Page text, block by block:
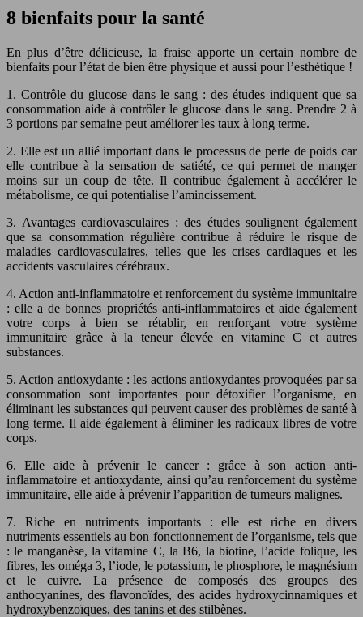
8 bienfaits pour la santé
En plus d’être délicieuse, la fraise apporte un certain nombre de
bienfaits pour l’état de bien être physique et aussi pour l’esthétique !
1. Contrôle du glucose dans le sang : des études indiquent que sa
consommation aide à contrôler le glucose dans le sang. Prendre 2 à
3 portions par semaine peut améliorer les taux à long terme.
2. Elle est un allié important dans le processus de perte de poids car
elle contribue à la sensation de satiété, ce qui permet de manger
moins sur un coup de tête. Il contribue également à accélérer le
métabolisme, ce qui potentialise l’amincissement.
3. Avantages cardiovasculaires : des études soulignent également
que sa consommation régulière contribue à réduire le risque de
maladies cardiovasculaires, telles que les crises cardiaques et les
accidents vasculaires cérébraux.
4. Action anti-inflammatoire et renforcement du système immunitaire
: elle a de bonnes propriétés anti-inflammatoires et aide également
votre corps à bien se rétablir, en renforçant votre système
immunitaire grâce à la teneur élevée en vitamine C et autres
substances.
5. Action antioxydante : les actions antioxydantes provoquées par sa
consommation sont importantes pour détoxifier l’organisme, en
éliminant les substances qui peuvent causer des problèmes de santé à
long terme. Il aide également à éliminer les radicaux libres de votre
corps.
6. Elle aide à prévenir le cancer : grâce à son action anti-
inflammatoire et antioxydante, ainsi qu’au renforcement du système
immunitaire, elle aide à prévenir l’apparition de tumeurs malignes.
7. Riche en nutriments importants : elle est riche en divers
nutriments essentiels au bon fonctionnement de l’organisme, tels que
: le manganèse, la vitamine C, la B6, la biotine, l’acide folique, les
fibres, les oméga 3, l’iode, le potassium, le phosphore, le magnésium
et le cuivre. La présence de composés des groupes des
anthocyanines, des flavonoïdes, des acides hydroxycinnamiques et
hydroxybenzoïques, des tanins et des stilbènes.